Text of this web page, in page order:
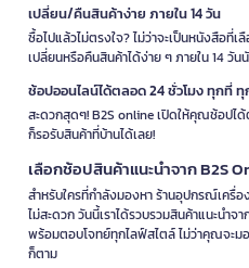
เปลี่ยน/คืนสินค้าง่าย ภายใน 14 วัน
ซื้อไปแล้วไม่ตรงใจ? ไม่ว่าจะเป็นหนังสือ
เปลี่ยนหรือคืนสินค้าได้ง่าย ๆ ภายใน 14 วัน
ช้อปออนไลน์ได้ตลอด 24 ชั่วโมง ทุกที่ ทุ
สะดวกสุดๆ! B2S online เปิดให้คุณช้อปไ
ก็รอรับสินค้าที่บ้านได้เลย!
เลือกช้อปสินค้าแนะนำจาก B2S
สำหรับใครที่กำลังมองหา ร้านอุปกรณ์เครื่อ
ไม่สะดวก วันนี้เราได้รวบรวมสินค้าแนะนำ
พร้อมตอบโจทย์ทุกไลฟ์สไตล์ ไม่ว่าคุณจะม
ก็ตาม